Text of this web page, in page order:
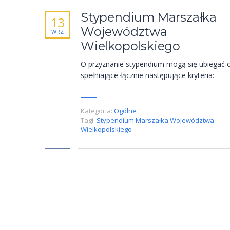
Stypendium Marszałka
Województwa
Wielkopolskiego
13
WRZ
O przyznanie stypendium mogą się ubiegać
spełniające łącznie następujące kryteria:
Kategoria: Ogólne
Tagi: Stypendium Marszałka Województwa
Wielkopolskiego